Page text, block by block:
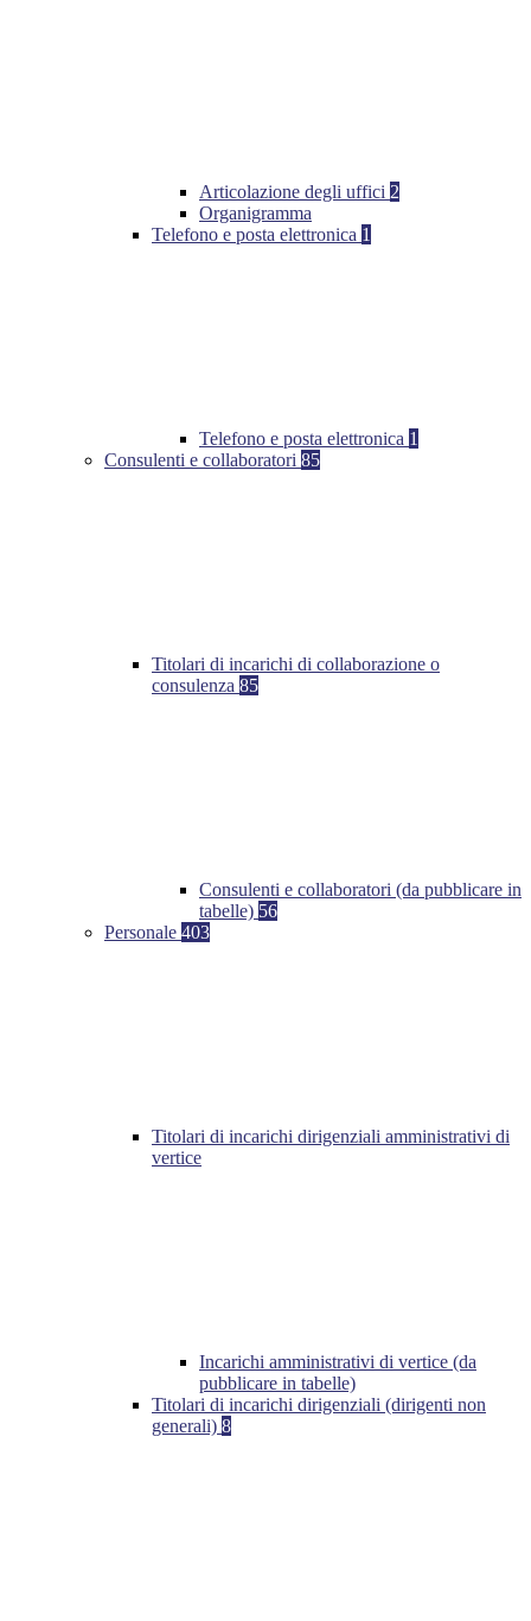
Articolazione degli uffici 2
Organigramma
Telefono e posta elettronica 1
Telefono e posta elettronica 1
Consulenti e collaboratori 85
Titolari di incarichi di collaborazione o
consulenza 85
Consulenti e collaboratori (da pubblicare in
tabelle) 56
Personale 403
Titolari di incarichi dirigenziali amministrativi di
vertice
Incarichi amministrativi di vertice (da
pubblicare in tabelle)
Titolari di incarichi dirigenziali (dirigenti non
generali) 8